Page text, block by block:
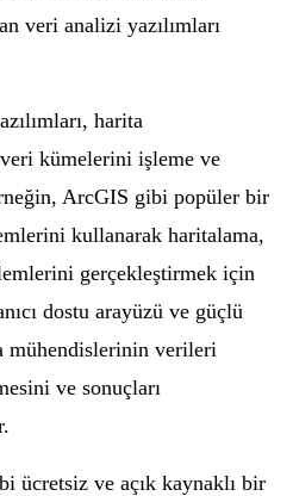
veri analizi yazılımları
harita
kümelerini işleme ve
ArcGIS gibi popüler bir
kullanarak haritalama,
gerçekleştirmek için
dostu arayüzü ve güçlü
mühendislerinin verileri
ve sonuçları
ücretsiz ve açık kaynaklı bir